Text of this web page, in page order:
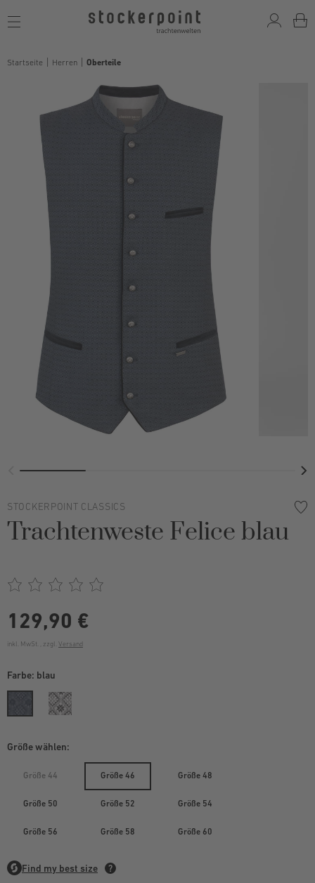
Toggle
Startseite Herren Oberteile
STOCKERPOINT CLASSICS
Trachtenweste Felice blau
129,90 €
inkl. MwSt. , zzgl. Versand
Farbe: blau
Größe wählen:
Größe 44 Größe 46 Größe 48
Größe 50 Größe 52 Größe 54
Größe 56 Größe 58 Größe 60